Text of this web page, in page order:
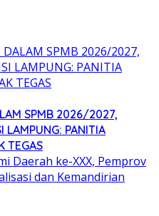
SPMB 2026/2027,
LAMPUNG: PANITIA
TEGAS